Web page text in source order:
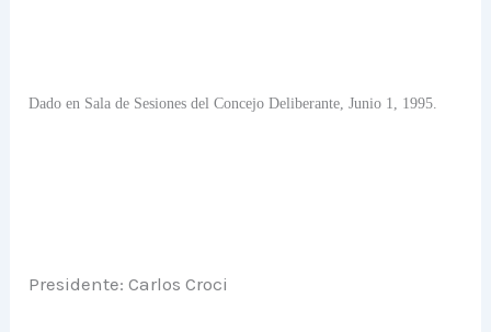
Dado en Sala de Sesiones del Concejo Deliberante, Junio 1, 1995.
Presidente: Carlos Croci